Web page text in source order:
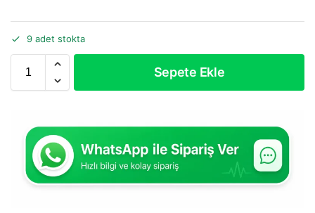
9 adet stokta
Sepete Ekle